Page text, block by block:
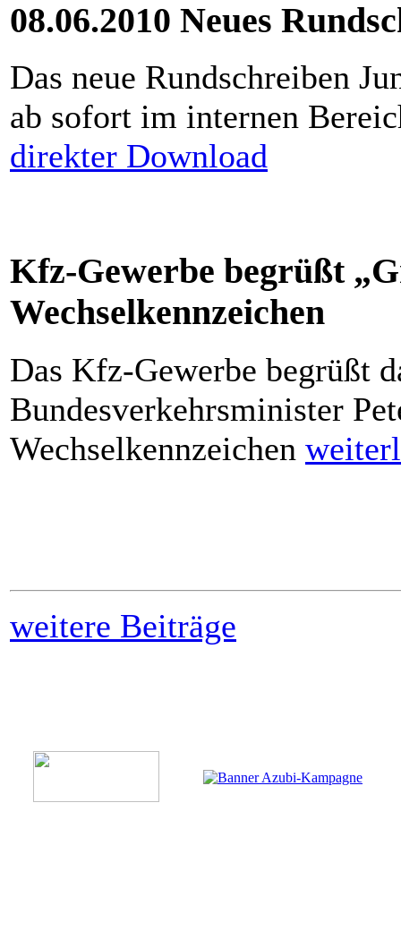
08.06.2010 Neues
Das neue Rundschreiben
ab sofort im internen
direkter Download
Kfz-Gewerbe begrüßt
Wechselkennzeichen
Das Kfz-Gewerbe begrüßt
Bundesverkehrsminister
Wechselkennzeichen
weitere Beiträge